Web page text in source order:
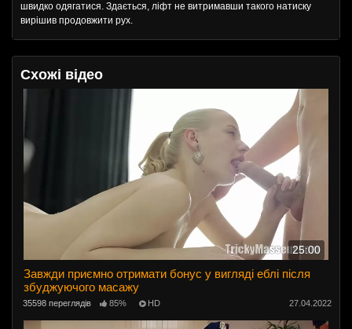
швидко одягатися. Здається, ліфт не витримавши такого натиску
вирішив продовжити рух.
Схожі відео
25:00
Завжди приємно отримати бонус у вигляді еблі після
збуджуючого масажу
35598 переглядів 85% HD 27.04.2022